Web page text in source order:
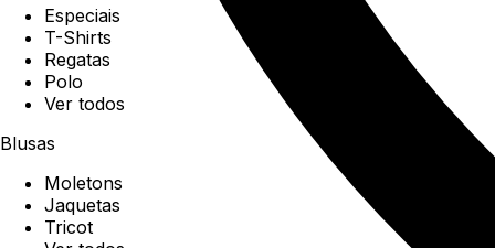
Especiais
T-Shirts
Regatas
Polo
Ver todos
Blusas
Moletons
Jaquetas
Tricot